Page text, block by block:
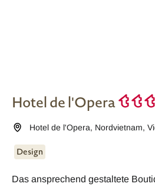
Hotel de l'Opera
Hotel de l'Opera, Nordvietnam,
Design
Das ansprechend gestaltete